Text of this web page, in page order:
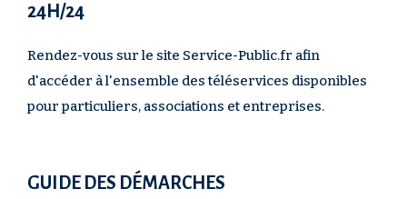
24H/24
Rendez-vous sur le site Service-Public.fr afin
d'accéder à l'ensemble des téléservices disponibles
pour particuliers, associations et entreprises.
GUIDE DES DÉMARCHES